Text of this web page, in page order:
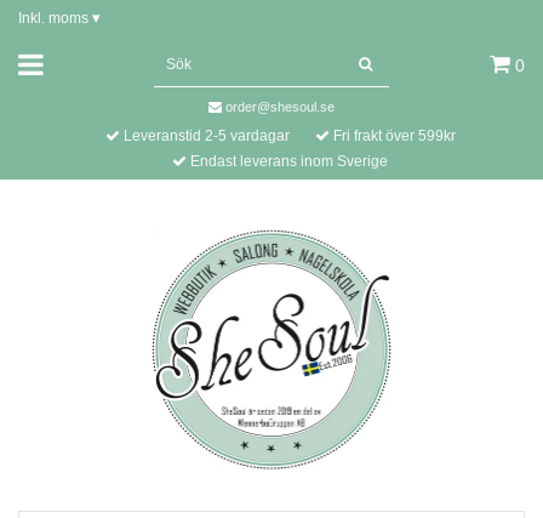
Inkl. moms ▾
0
order@shesoul.se
Leveranstid 2-5 vardagar
Fri frakt över 599kr
Endast leverans inom Sverige